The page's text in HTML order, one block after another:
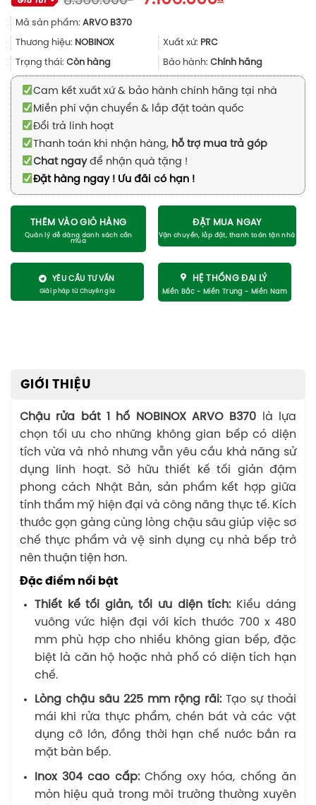
8.360.000₫.
7.106.000₫.
Mã sản phẩm: ARVO B370
Thương hiệu: NOBINOX Xuất xứ: PRC
Trạng thái: Còn hàng Bảo hành: Chính hãng
Cam kết xuất xứ & bảo hành chính hãng tại nhà
Miễn phí vận chuyển & lắp đặt toàn quốc
Đổi trả linh hoạt
Thanh toán khi nhận hàng, hỗ trợ mua trả góp
Chat ngayđể nhận quà tặng !
Đặt hàng ngay ! Ưu đãi có hạn !
THÊM VÀO GIỎ HÀNG ĐẶT MUA NGAY
YÊU CẦU TƯ VẤN HỆ THỐNG ĐẠI LÝ
GIỚI THIỆU
Chậu rửa bát 1 hố NOBINOX ARVO B370 là lựa
chọn tối ưu cho những không gian bếp có diện
tích vừa và nhỏ nhưng vẫn yêu cầu khả năng sử
dụng linh hoạt. Sở hữu thiết kế tối giản đậm
phong cách Nhật Bản, sản phẩm kết hợp giữa
tính thẩm mỹ hiện đại và công năng thực tế. Kích
thước gọn gàng cùng lòng chậu sâu giúp việc sơ
chế thực phẩm và vệ sinh dụng cụ nhà bếp trở
nên thuận tiện hơn.
Đặc điểm nổi bật
Thiết kế tối giản, tối ưu diện tích:Kiểu dáng
vuông vức hiện đại với kích thước 700 x 480
mm phù hợp cho nhiều không gian bếp, đặc
biệt là căn hộ hoặc nhà phố có diện tích hạn
chế.
Lòng chậu sâu 225 mm rộng rãi:Tạo sự thoải
mái khi rửa thực phẩm, chén bát và các vật
dụng cỡ lớn, đồng thời hạn chế nước bắn ra
mặt bàn bếp.
Inox 304 cao cấp:Chống oxy hóa, chống ăn
mòn hiệu quả trong môi trường thường xuyên